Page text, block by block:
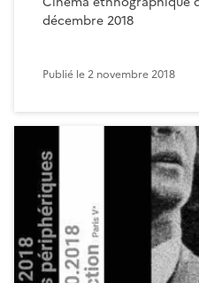
décembre 2018
Publié le2 novembre 2018